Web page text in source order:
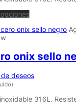
onix sello
deseos
316L.